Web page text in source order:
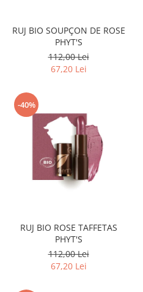
RUJ BIO SOUPÇON DE ROSE
PHYT'S
112,00 Lei
67,20 Lei
-40%
RUJ BIO ROSE TAFFETAS
PHYT'S
112,00 Lei
67,20 Lei